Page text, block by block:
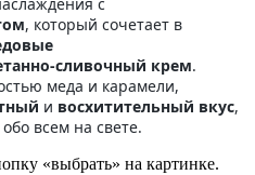
с
, который сочетает в
сливочный крем.
меда и карамели,
и восхитительный вкус,
всем на свете.
«выбрать» на картинке.